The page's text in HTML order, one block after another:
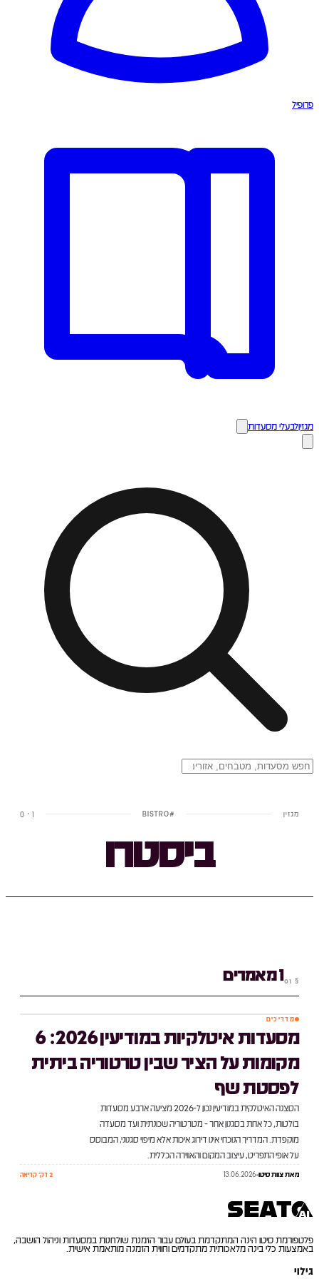
פרופיל
מגזיןלבעלי מסעדות
מגזין #
BISTRO
·
0
ביסטרו
§
01 1 מאמרים
№
01
מדריכים
מסעדות איטלקיות במודיעין 2026: 6
מקומות על הציר שבין טרטוריה ביתית
לפסטת שף
הסצנה האיטלקית במודיעין נכון ל-2026 מציעה ארבע מסעדות
בולטות, כל אחת בסגנון אחר - מטרטוריה שכונתית ועד מסעדה
מוקפדת. המדריך הנוכחי אינו דירוג איכות אלא מיפוי סגנוני, המבוסס
על אופי התפריט, עיצוב המקום והאווירה הכללית.
מאת צוות סיטו 13.06.2026 2 דק׳ קריאה
פלטפורמת סיטו הינה המתקדמת בעולם עבור הזמנת שולחנות במסעדות וניהול הושבה,
באמצעות כלי בינה מלאכותית מתקדמים וחווית הזמנה מותאמת אישית.
גילוי